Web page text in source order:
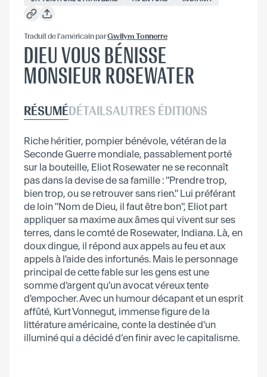
Traduitde l'américainparGwilym Tonnerre
DIEU VOUS BÉNISSE
MONSIEUR ROSEWATER
RÉSUMÉDÉTAILSAUTRES ÉDITIONS
Riche héritier, pompier bénévole, vétéran de la
Seconde Guerre mondiale, passablement porté
sur la bouteille, Eliot Rosewater ne se reconnaît
pas dans la devise de sa famille : "Prendre trop,
bien trop, ou se retrouver sans rien." Lui préférant
de loin "Nom de Dieu, il faut être bon", Eliot part
appliquer sa maxime aux âmes qui vivent sur ses
terres, dans le comté de Rosewater, Indiana. Là, en
doux dingue, il répond aux appels au feu et aux
appels à l'aide des infortunés. Mais le personnage
principal de cette fable sur les gens est une
somme d'argent qu'un avocat véreux tente
d'empocher. Avec un humour décapant et un esprit
affûté, Kurt Vonnegut, immense figure de la
littérature américaine, conte la destinée d'un
illuminé qui a décidé d’en finir avec le capitalisme.